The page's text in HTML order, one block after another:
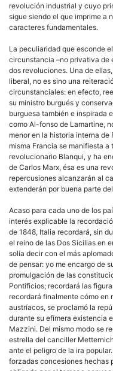
revolución industrial y cuyo
sigue siendo el que imprime a
caracteres fundamentales.
La peculiaridad que esconde
circunstancia –no privativa de
dos revoluciones. Una de
liberal, no es sino una
circunstanciales: en efecto,
su ministro burgués y
burguesa también e inspirada
como Al-fonso de Lamartine,
menor en la historia interna
misma Francia se manifiesta
revolucionario Blanqui, y ha
de Carlos Marx, ésa es una
repercusiones alcanzarán al
extenderán por buena parte
Acaso para cada uno de los
interés explicable la
de 1848, Italia recordará, sin
el reino de las Dos Sicilias en
solía decir con el más
de pensar: yo me encargo de
promulgación de las
Pontificios; recordará las
recordará finalmente cómo en
austríacos, se proclamó la
durante su efímera existencia
Mazzini. Del mismo modo se
estrella del canciller
ante el peligro de la ira
forzadas concesiones hechas